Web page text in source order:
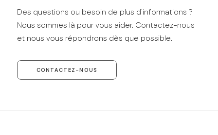
Des questions ou besoin de plus d'informations ?
Nous sommes là pour vous aider. Contactez-nous
et nous vous répondrons dès que possible.
CONTACTEZ-NOUS